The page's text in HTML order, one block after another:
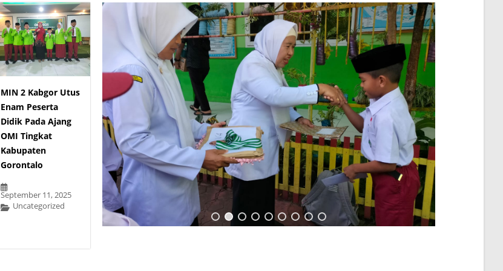
MIN 2 Kabgor Utus
Enam Peserta
Didik Pada Ajang
OMI Tingkat
Kabupaten
Gorontalo
September 11, 2025
Uncategorized